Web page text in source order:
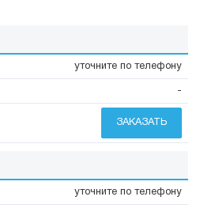
уточните по телефону
-
ЗАКАЗАТЬ
уточните по телефону